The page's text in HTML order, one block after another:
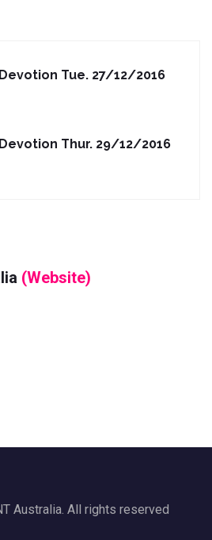
Tue. 27/12/2016
Thur. 29/12/2016
(Website)
Australia. All rights reserved